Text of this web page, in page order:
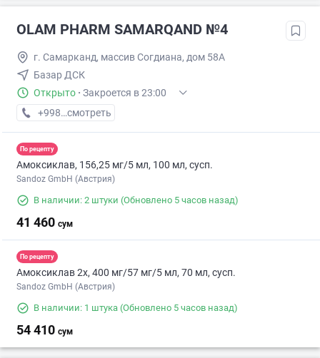
OLAM PHARM SAMARQAND №4
г. Самарканд, массив Согдиана, дом 58А
Базар ДСК
Открыто · Закроется в 23:00
+998 (95) XXX-XX-XX
смотреть
По рецепту
Амоксиклав, 156,25 мг/5 мл, 100 мл, сусп.
Sandoz GmbH (Австрия)
В наличии: 2 штуки (Обновлено 5 часов назад)
41 460 сум
По рецепту
Амоксиклав 2х, 400 мг/57 мг/5 мл, 70 мл, сусп.
Sandoz GmbH (Австрия)
В наличии: 1 штука (Обновлено 5 часов назад)
54 410 сум